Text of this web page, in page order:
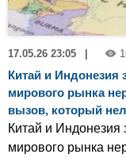
17.05.26 23:05
Китай и Индонезия
мирового рынка
вызов, который
Китай и Индонезия
мирового рынка